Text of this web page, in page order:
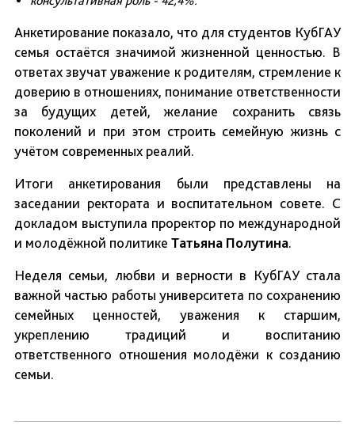
Анкетирование показало, что для студентов КубГАУ
семья остаётся значимой жизненной ценностью. В
ответах звучат уважение к родителям, стремление к
доверию в отношениях, понимание ответственности
за будущих детей, желание сохранить связь
поколений и при этом строить семейную жизнь с
учётом современных реалий.
Итоги анкетирования были представлены на
заседании ректората и воспитательном совете. С
докладом выступила проректор по международной
и молодёжной политике Татьяна Полутина.
Неделя семьи, любви и верности в КубГАУ стала
важной частью работы университета по сохранению
семейных ценностей, уважения к старшим,
укреплению традиций и воспитанию
ответственного отношения молодёжи к созданию
семьи.